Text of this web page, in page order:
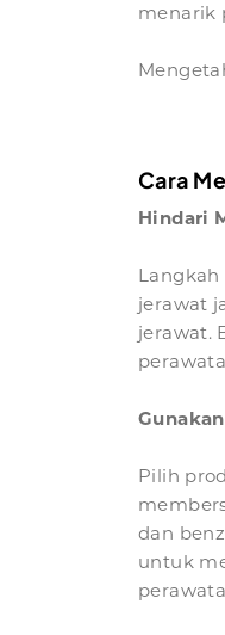
menarik
Cara
Hindari
jerawat
jerawat.
Pilih
dan
untuk